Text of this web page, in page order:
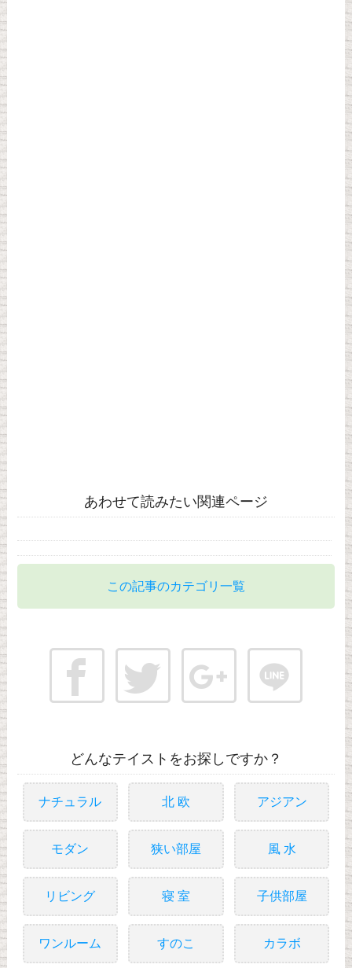
あわせて読みたい関連ページ
この記事のカテゴリ一覧
どんなテイストをお探しですか？
ナチュラル 北 欧 アジアン
モダン 狭い部屋 風 水
リビング 寝 室 子供部屋
ワンルーム すのこ カラボ